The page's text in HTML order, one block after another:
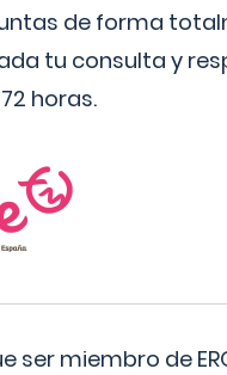
de forma
tu consulta y
horas.
miembro de